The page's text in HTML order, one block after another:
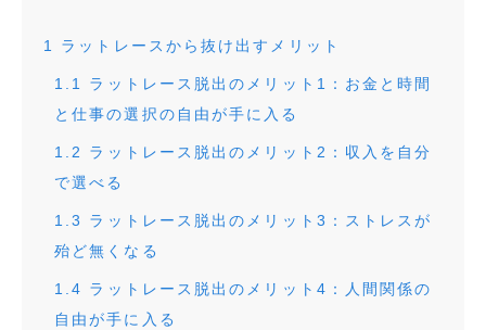
1 ラットレースから抜け出すメリット
1.1 ラットレース脱出のメリット1：お金と時間
と仕事の選択の自由が手に入る
1.2
ラットレース脱出のメリット2：収入を自分
で選べる
1.3
ラットレース脱出のメリット3：ストレスが
殆ど無くなる
1.4 ラットレース脱出のメリット4：人間関係の
自由が手に入る